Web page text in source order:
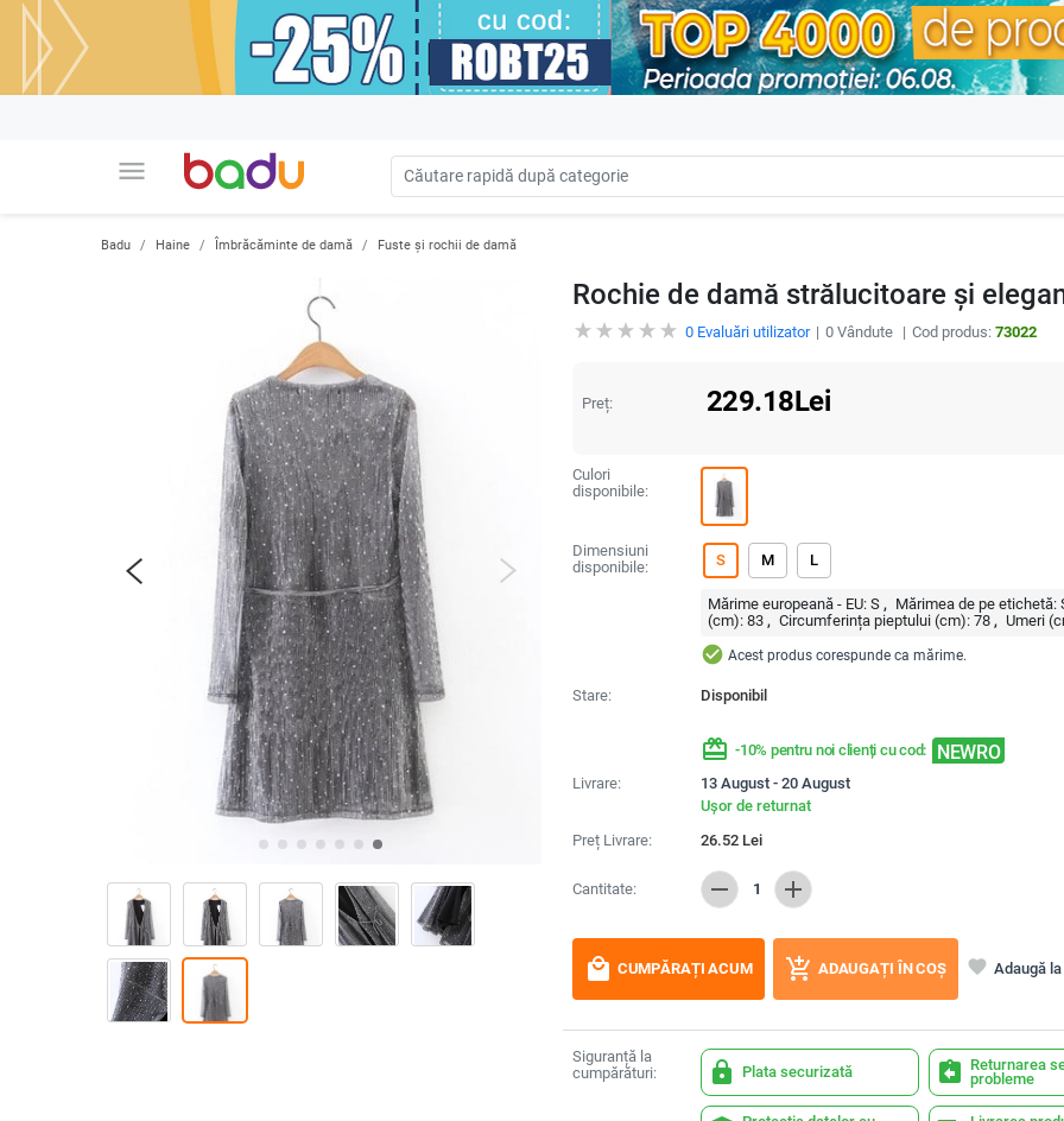
menu
Badu Haine Îmbrăcăminte de damă Fuste și rochii de damă
Rochie de damă strălucitoare și
0Evaluări utilizator 0Vândute Cod produs: 73022
Preț: 229.18Lei
Culori
disponibile:
Dimensiuni
disponibile:
S M L
Mărime europeană - EU: S Mărimea de pe etichetă:
(cm): 83 Circumferința pieptului (cm): 78 Umeri
check_circle Acest produs corespunde ca mărime.
Stare: Disponibil
redeem -10% pentru noi clienți cu cod: NEWRO
Livrare:
13 August - 20 August
Ușor de returnat
Preț Livrare:
26.52Lei
Cantitate: remove 1 add
local_mall CUMPĂRAȚI ACUM add_shopping_cart ADAUGAȚI ÎN COȘ favorite Adaugă
Siguranță la
cumpărături:
lock Plata securizată assignment_return Returnarea
probleme